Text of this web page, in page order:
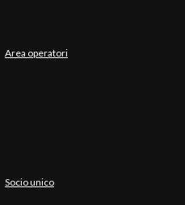
Area operatori
Socio unico